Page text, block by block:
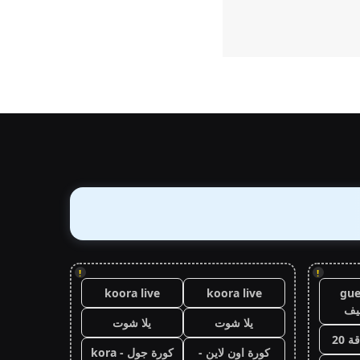
!
20
!
koora live
koora live
يلا شوت
يلا شوت
كورة اون لاين -
كورة جول - kora